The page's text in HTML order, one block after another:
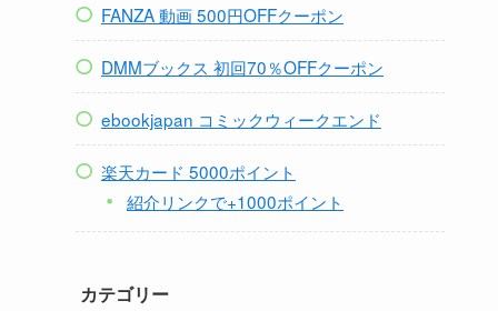
FANZA 動画 500円OFFクーポン
DMMブックス 初回70％OFFクーポン
ebookjapan コミックウィークエンド
楽天カード 5000ポイント
紹介リンクで+1000ポイント
カテゴリー